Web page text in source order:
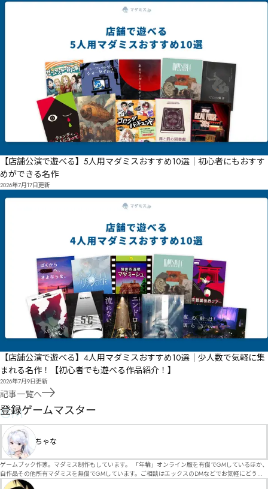
【店舗公演で遊べる】5人用マダミスおすすめ10選｜初心者にもおすす
めができる名作
2026年7月17日更新
【店舗公演で遊べる】4人用マダミスおすすめ10選｜少人数で気軽に集
まれる名作！【初心者でも遊べる作品紹介！】
2026年7月9日更新
記事一覧へ
GM
登録ゲームマスター
ちゃな
ゲームブック作家。マダミス制作もしています。 「年輪」オンライン版を有償でGMしているほか、
自作品その他所有マダミスを無償でGMしています。ご相談はエックスのDMなどでお気軽にどう
ぞ。